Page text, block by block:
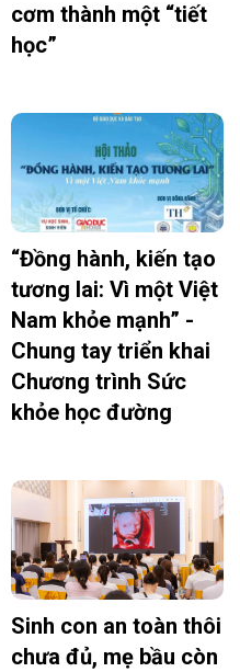
cơm thành một “tiết
học”
“Đồng hành, kiến tạo
tương lai: Vì một Việt
Nam khỏe mạnh” -
Chung tay triển khai
Chương trình Sức
khỏe học đường
Sinh con an toàn thôi
chưa đủ, mẹ bầu còn